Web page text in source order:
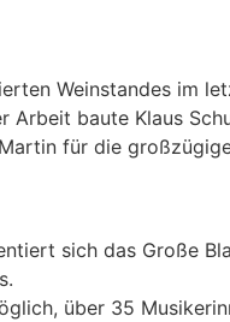
Weinstandes im
baute Klaus
für die
sich das Große
über 35